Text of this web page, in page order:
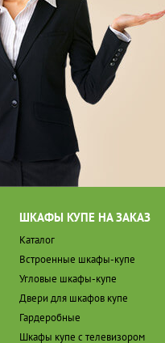
ШКАФЫ КУПЕ НА ЗАКАЗ
Каталог
Встроенные шкафы-купе
Угловые шкафы-купе
Двери для шкафов купе
Гардеробные
Шкафы купе с телевизором